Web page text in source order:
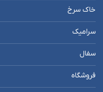
خاک سرخ
سرامیک
سفال
فروشگاه